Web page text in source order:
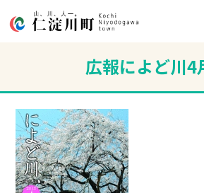
広報によど川4